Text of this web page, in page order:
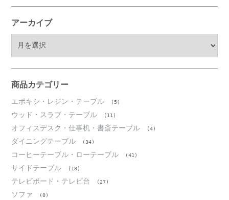
アーカイブ
ブ
商品カテゴリー
エポキシ・レジン・テーブル (5)
ウッド・スラブ・テーブル (11)
オフィスデスク・仕事机・書斎テーブル (4)
ダイニングテーブル (34)
コーヒーテーブル・ローテーブル (41)
サイドテーブル (18)
テレビボード・テレビ台 (27)
ソファ (0)